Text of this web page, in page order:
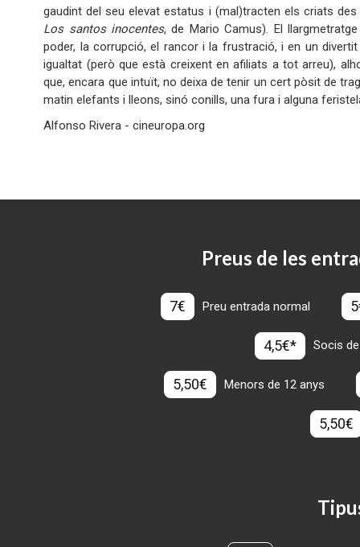
gaudint del seu elevat estatus i (mal)tracten els criats
Los santos inocentes, de Mario Camus). El
poder, la corrupció, el rancor i la frustració, i en un
igualtat (però que està creixent en afiliats a tot arreu),
que, encara que intuït, no deixa de tenir un cert pòsit de
matin elefants i lleons, sinó conills, una fura i alguna
Alfonso Rivera - cineuropa.org
Preus de les
7€ Preu entrada normal
4,5€* Socis
5,50€ Menors de 12 anys
5,50€